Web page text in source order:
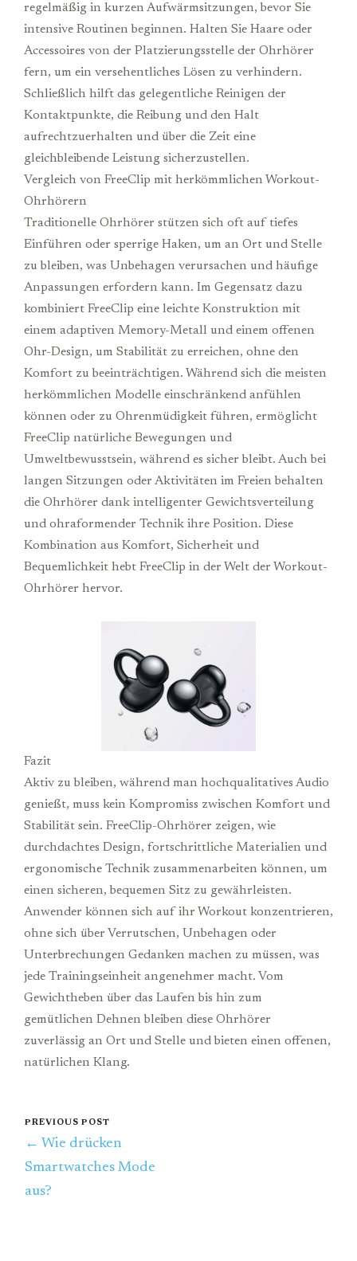
regelmäßig in kurzen Aufwärmsitzungen, bevor Sie
intensive Routinen beginnen. Halten Sie Haare oder
Accessoires von der Platzierungsstelle der Ohrhörer
fern, um ein versehentliches Lösen zu verhindern.
Schließlich hilft das gelegentliche Reinigen der
Kontaktpunkte, die Reibung und den Halt
aufrechtzuerhalten und über die Zeit eine
gleichbleibende Leistung sicherzustellen.
Vergleich von FreeClip mit herkömmlichen Workout-
Ohrhörern
Traditionelle Ohrhörer stützen sich oft auf tiefes
Einführen oder sperrige Haken, um an Ort und Stelle
zu bleiben, was Unbehagen verursachen und häufige
Anpassungen erfordern kann. Im Gegensatz dazu
kombiniert FreeClip eine leichte Konstruktion mit
einem adaptiven Memory-Metall und einem offenen
Ohr-Design, um Stabilität zu erreichen, ohne den
Komfort zu beeinträchtigen. Während sich die meisten
herkömmlichen Modelle einschränkend anfühlen
können oder zu Ohrenmüdigkeit führen, ermöglicht
FreeClip natürliche Bewegungen und
Umweltbewusstsein, während es sicher bleibt. Auch bei
langen Sitzungen oder Aktivitäten im Freien behalten
die Ohrhörer dank intelligenter Gewichtsverteilung
und ohraformender Technik ihre Position. Diese
Kombination aus Komfort, Sicherheit und
Bequemlichkeit hebt FreeClip in der Welt der Workout-
Ohrhörer hervor.
Fazit
Aktiv zu bleiben, während man hochqualitatives Audio
genießt, muss kein Kompromiss zwischen Komfort und
Stabilität sein. FreeClip-Ohrhörer zeigen, wie
durchdachtes Design, fortschrittliche Materialien und
ergonomische Technik zusammenarbeiten können, um
einen sicheren, bequemen Sitz zu gewährleisten.
Anwender können sich auf ihr Workout konzentrieren,
ohne sich über Verrutschen, Unbehagen oder
Unterbrechungen Gedanken machen zu müssen, was
jede Trainingseinheit angenehmer macht. Vom
Gewichtheben über das Laufen bis hin zum
gemütlichen Dehnen bleiben diese Ohrhörer
zuverlässig an Ort und Stelle und bieten einen offenen,
natürlichen Klang.
PREVIOUS POST
← Wie drücken
Smartwatches Mode
aus?